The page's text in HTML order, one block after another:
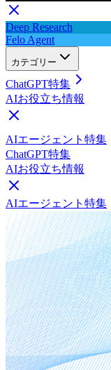
Deep Research
Felo Agent
カテゴリー
ChatGPT特集
AIお役立ち情報
AIエージェント特集
ChatGPT特集
AIお役立ち情報
AIエージェント特集